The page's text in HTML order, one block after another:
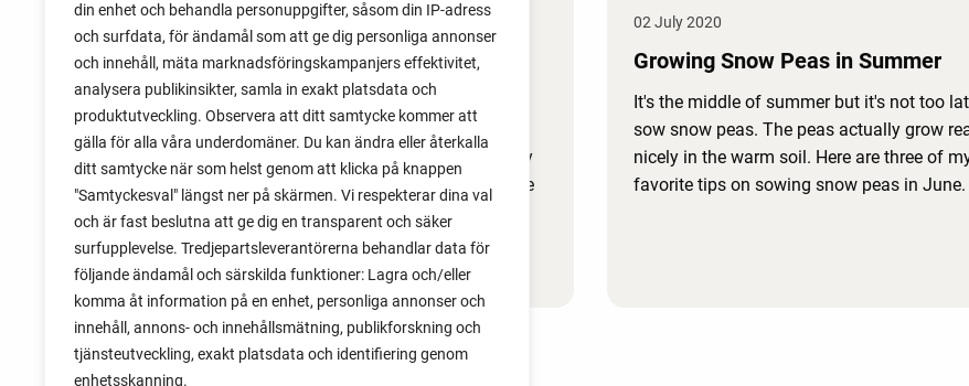
din enhet och behandla personuppgifter, såsom din IP-adress
och surfdata, för ändamål som att ge dig personliga annonser
och innehåll, mäta marknadsföringskampanjers effektivitet,
analysera publikinsikter, samla in exakt platsdata och
produktutveckling. Observera att ditt samtycke kommer att
gälla för alla våra underdomäner. Du kan ändra eller återkalla
ditt samtycke när som helst genom att klicka på knappen
"Samtyckesval" längst ner på skärmen. Vi respekterar dina val
och är fast beslutna att ge dig en transparent och säker
surfupplevelse. Tredjepartsleverantörerna behandlar data för
följande ändamål och särskilda funktioner: Lagra och/eller
komma åt information på en enhet, personliga annonser och
innehåll, annons- och innehållsmätning, publikforskning och
tjänsteutveckling, exakt platsdata och identifiering genom
enhetsskanning.
15 July 2020
My Top 7 Favorite Vegetables and
Berries
Some plants make an impact that others just
can't seem to do. Perhaps because of the way
they look, or because some varieties just taste
a lot better than others. Here are 7 of my
favorite vegetables and berries to grow in the
kitchen garden!
02 July 2020
Growing Snow Peas in Summer
It's the middle of summer but it's not too
sow snow peas. The peas actually grow
nicely in the warm soil. Here are three of
favorite tips on sowing snow peas in June.